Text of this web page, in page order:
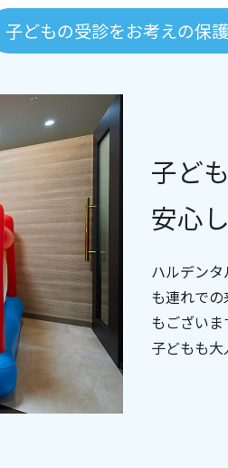
子どもの受診をお考えの保
子ど
安心
ハルデン
も連れで
もございま
子どもも大
他
スタッフルーム
患者担当制
人間ドック費用補助
年1回
※実績・医院業績による
年2回
※実績・医院業績による
予防処置、保険指導、診療補助、
MFT、滅菌・消毒・清掃、受付
面接
履歴書
2025年3月歯科衛生士免許取得予定
◎見学だけでも歓迎